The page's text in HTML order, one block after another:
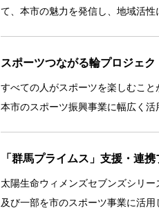
て、本市の魅力を発信し、地域活性
スポーツつながる輪プロジェク
すべての人がスポーツを楽しむこ
本市のスポーツ振興事業に幅広く活
「群馬プライムス」支援・連
太陽生命ウィメンズセブンズシリ
及び一部を市のスポーツ事業に活用